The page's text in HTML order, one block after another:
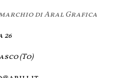
di Aral Grafica
26
(To)